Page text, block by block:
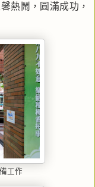
熱鬧，圓滿成功，
工作